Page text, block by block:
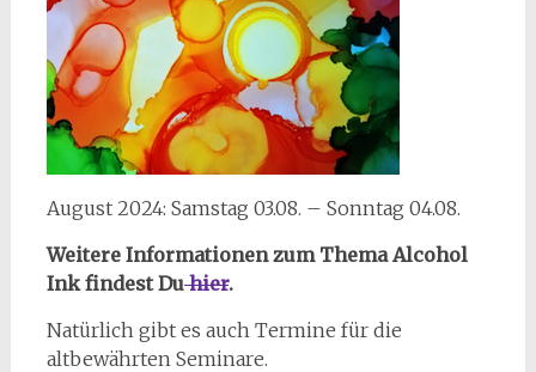
August 2024: Samstag 03.08. – Sonntag 04.08.
Weitere Informationen zum Thema Alcohol
Ink findest Duhier.
Natürlich gibt es auch Termine für die
altbewährten Seminare.